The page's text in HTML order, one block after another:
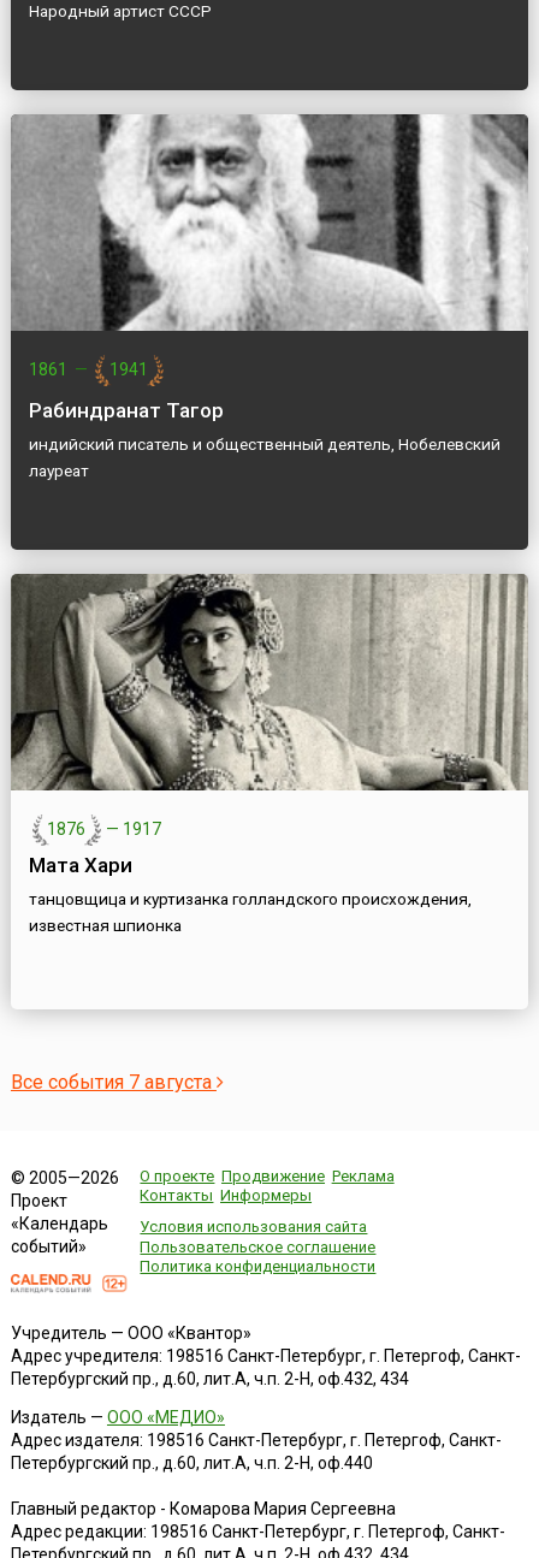
Народный артист СССР
1861 — 1941
Рабиндранат Тагор
индийский писатель и общественный деятель, Нобелевский
лауреат
1876 — 1917
Мата Хари
танцовщица и куртизанка голландского происхождения,
известная шпионка
Все события 7 августа
© 2005—2026
Проект
«Календарь
событий»
О проекте Продвижение Реклама
Контакты Информеры
Условия использования сайта
Пользовательское соглашение
Политика конфиденциальности
Учредитель — ООО «Квантор»
Адрес учредителя: 198516 Санкт-Петербург, г. Петергоф, Санкт-
Петербургский пр., д.60, лит.А, ч.п. 2-Н, оф.432, 434
Издатель — ООО «МЕДИО»
Адрес издателя: 198516 Санкт-Петербург, г. Петергоф, Санкт-
Петербургский пр., д.60, лит.А, ч.п. 2-Н, оф.440
Главный редактор - Комарова Мария Сергеевна
Адрес редакции: 198516 Санкт-Петербург, г. Петергоф, Санкт-
Петербургский пр., д.60, лит.А, ч.п. 2-Н, оф.432, 434